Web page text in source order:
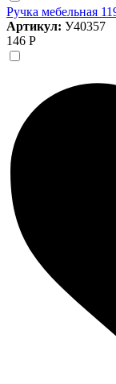
Ручка мебельная
Артикул: У40357
146 Р